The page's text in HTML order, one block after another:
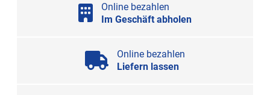
Online bezahlen
Im Geschäft abholen
Online bezahlen
Liefern lassen